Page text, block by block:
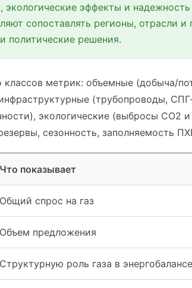
эффекты и надежность
сопоставлять регионы, отрасли и
политические решения.
метрик: объемные (добыча/
(трубопроводы,
экологические (выбросы CO2
сезонность, заполняемость
Что показывает
Общий спрос на газ
Объем предложения
Структурную роль газа в энергобалансе